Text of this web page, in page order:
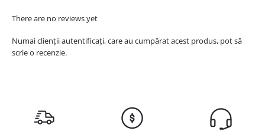
There are no reviews yet
Numai clienții autentificați, care au cumpărat acest produs, pot să
scrie o recenzie.